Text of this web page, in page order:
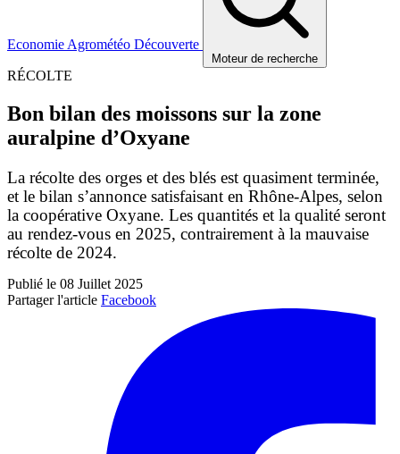
Economie Agrométéo Découverte
Moteur de recherche
RÉCOLTE
Bon bilan des moissons sur la zone
auralpine d’Oxyane
La récolte des orges et des blés est quasiment terminée,
et le bilan s’annonce satisfaisant en Rhône-Alpes, selon
la coopérative Oxyane. Les quantités et la qualité seront
au rendez-vous en 2025, contrairement à la mauvaise
récolte de 2024.
Publié le 08 Juillet 2025
Partager l'article Facebook